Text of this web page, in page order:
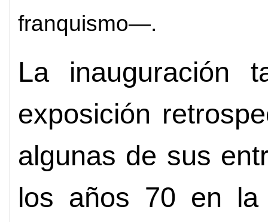
franquismo—.
La inauguración
exposición
algunas de sus
los años 70 en la